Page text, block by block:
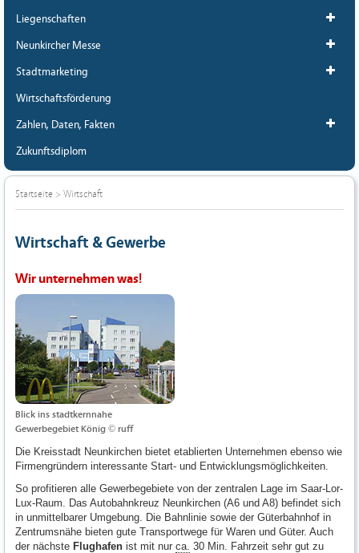
Liegenschaften
Neunkircher Messe
Stadtmarketing
Wirtschaftsförderung
Zahlen, Daten, Fakten
Zukunftsdiplom
Startseite > Wirtschaft
Wirtschaft & Gewerbe
Wir unternehmen was!
Blick ins stadtkernnahe
Gewerbegebiet König © ruff
Die Kreisstadt Neunkirchen bietet etablierten Unternehmen ebenso wie
Firmengründern interessante Start- und Entwicklungsmöglichkeiten.
So profitieren alle Gewerbegebiete von der zentralen Lage im Saar-Lor-
Lux-Raum. Das Autobahnkreuz Neunkirchen (A6 und A8) befindet sich
in unmittelbarer Umgebung. Die Bahnlinie sowie der Güterbahnhof in
Zentrumsnähe bieten gute Transportwege für Waren und Güter. Auch
der nächste Flughafen ist mit nur ca. 30 Min. Fahrzeit sehr gut zu